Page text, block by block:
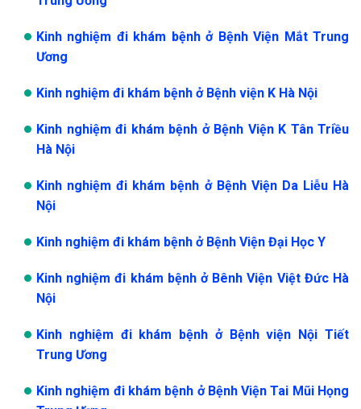
Kinh nghiệm đi khám bệnh ở Bệnh Viện Mắt Trung
Ương
Kinh nghiệm đi khám bệnh ở Bệnh viện K Hà Nội
Kinh nghiệm đi khám bệnh ở Bệnh Viện K Tân Triều
Hà Nội
Kinh nghiệm đi khám bệnh ở Bệnh Viện Da Liễu Hà
Nội
Kinh nghiệm đi khám bệnh ở Bệnh Viện Đại Học Y
Kinh nghiệm đi khám bệnh ở Bênh Viện Việt Đức Hà
Nội
Kinh nghiệm đi khám bệnh ở Bệnh viện Nội Tiết
Trung Ương
Kinh nghiệm đi khám bệnh ở Bệnh Viện Tai Mũi Họng